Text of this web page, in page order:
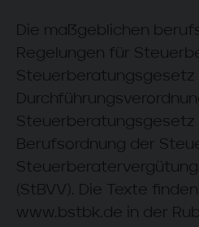
Die maßgeblichen
Regelungen für
Steuerberatungsgesetz
Steuerberatungsgesetz
Berufsordnung der
(StBVV). Die Texte
www.bstbk.de in der
oder der
sofern die
erfordern
anderen
Maßnahmen
Ihrem Fall das